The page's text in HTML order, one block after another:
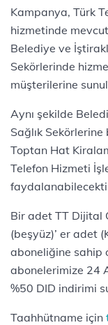
Kampanya, Türk
hizmetinde
Belediye ve
Sekörlerinde
müşterilerine
Aynı şekilde
Sağlık
Toptan Hat
Telefon Hizmeti
Bir adet TT Dijital
(beşyüz)’ er adet
aboneliğine sahip
abonelerimize 24
%50 DID indirimi
Taahhütname için